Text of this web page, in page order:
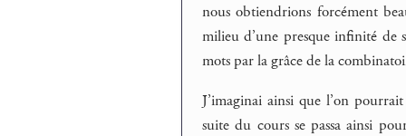
nous obtiendrions forcément
milieu d’une presque infinité de
mots par la grâce de la
J’imaginai ainsi que l’on
suite du cours se passa ainsi